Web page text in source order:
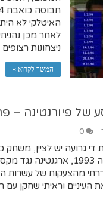
האיטלקי לא
לאחר מכן
ניצחונות
המשך לקרוא »
פיורנטינה –
0
די גרועה יש לציין,
הראשונים שראיתי בחיי. גמר קופה
מהצעקות של עשרות
וראיתי שחקן עם